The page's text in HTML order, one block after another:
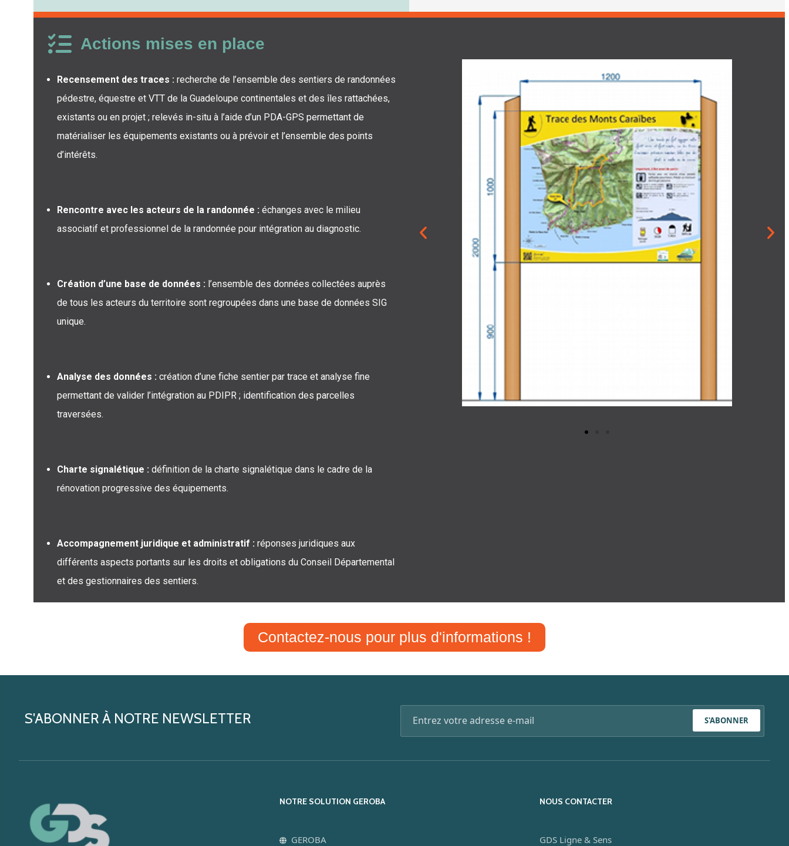
Actions mises en place
Recensement des traces : recherche de l’ensemble des sentiers de randonnées
pédestre, équestre et VTT de la Guadeloupe continentales et des îles rattachées,
existants ou en projet ; relevés in-situ à l’aide d’un PDA-GPS permettant de
matérialiser les équipements existants ou à prévoir et l’ensemble des points
d’intérêts.
Rencontre avec les acteurs de la randonnée : échanges avec le milieu
associatif et professionnel de la randonnée pour intégration au diagnostic.
Création d’une base de données : l’ensemble des données collectées auprès
de tous les acteurs du territoire sont regroupées dans une base de données SIG
unique.
Analyse des données : création d’une fiche sentier par trace et analyse fine
permettant de valider l’intégration au PDIPR ; identification des parcelles
traversées.
Charte signalétique : définition de la charte signalétique dans le cadre de la
rénovation progressive des équipements.
Accompagnement juridique et administratif : réponses juridiques aux
différents aspects portants sur les droits et obligations du Conseil Départemental
et des gestionnaires des sentiers.
Contactez-nous pour plus d'informations !
S'ABONNER À NOTRE NEWSLETTER S'ABONNER
NOTRE SOLUTION GEROBA
GEROBA
NOUS CONTACTER
GDS Ligne & Sens